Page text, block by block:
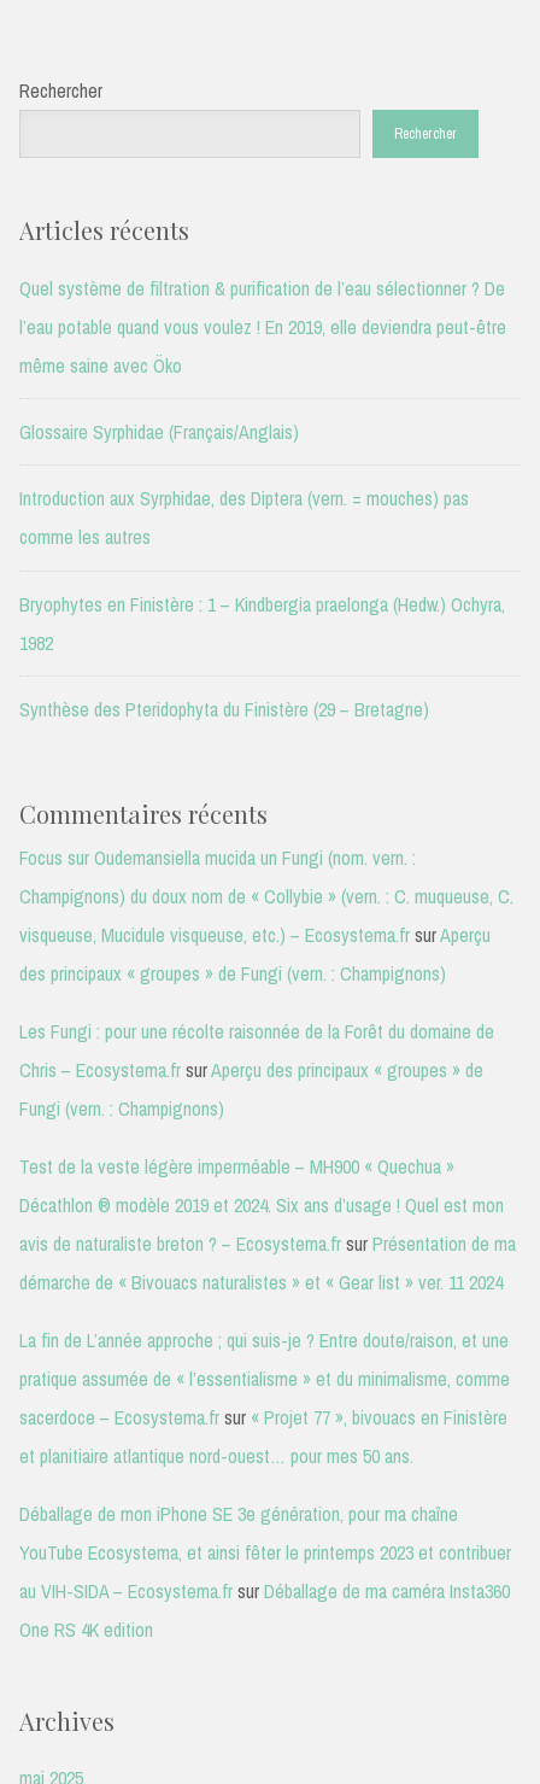
Rechercher
Rechercher
Articles récents
Quel système de filtration & purification de l’eau sélectionner ? De
l’eau potable quand vous voulez ! En 2019, elle deviendra peut-être
même saine avec Öko
Glossaire Syrphidae (Français/Anglais)
Introduction aux Syrphidae, des Diptera (vern. = mouches) pas
comme les autres
Bryophytes en Finistère : 1 – Kindbergia praelonga (Hedw.) Ochyra,
1982
Synthèse des Pteridophyta du Finistère (29 – Bretagne)
Commentaires récents
Focus sur Oudemansiella mucida un Fungi (nom. vern. :
Champignons) du doux nom de « Collybie » (vern. : C. muqueuse, C.
visqueuse, Mucidule visqueuse, etc.) – Ecosystema.frsurAperçu
des principaux « groupes » de Fungi (vern. : Champignons)
Les Fungi : pour une récolte raisonnée de la Forêt du domaine de
Chris – Ecosystema.frsurAperçu des principaux « groupes » de
Fungi (vern. : Champignons)
Test de la veste légère imperméable – MH900 « Quechua »
Décathlon ® modèle 2019 et 2024. Six ans d’usage ! Quel est mon
avis de naturaliste breton ? – Ecosystema.frsurPrésentation de ma
démarche de « Bivouacs naturalistes » et « Gear list » ver. 11 2024
La fin de L’année approche ; qui suis-je ? Entre doute/raison, et une
pratique assumée de « l’essentialisme » et du minimalisme, comme
sacerdoce – Ecosystema.frsur « Projet 77 », bivouacs en Finistère
et planitiaire atlantique nord-ouest… pour mes 50 ans.
Déballage de mon iPhone SE 3e génération, pour ma chaîne
YouTube Ecosystema, et ainsi fêter le printemps 2023 et contribuer
au VIH-SIDA – Ecosystema.frsurDéballage de ma caméra Insta360
One RS 4K edition
Archives
mai 2025